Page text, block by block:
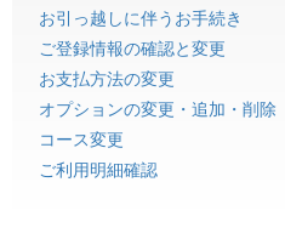
お引っ越しに伴うお手続き
ご登録情報の確認と変更
お支払方法の変更
オプションの変更・追加・削除
コース変更
ご利用明細確認